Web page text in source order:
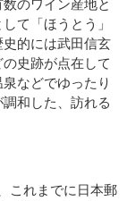
のワイン産地と
て「ほうとう」
的には武田信玄
史跡が点在して
などでゆったり
和した、訪れる
これまでに日本郵